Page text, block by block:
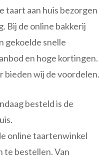
taart aan huis bezorgen
Bij de online bakkerij
gekoelde snelle
en hoge kortingen.
bieden wij de voordelen.
besteld is de
online taartenwinkel
te bestellen. Van